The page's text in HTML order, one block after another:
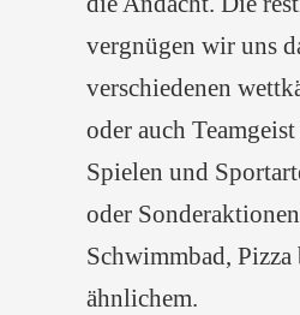
vergnügen wir uns
verschiedenen
oder auch
Spielen und
oder
Schwimmbad, Pizza
ähnlichem.